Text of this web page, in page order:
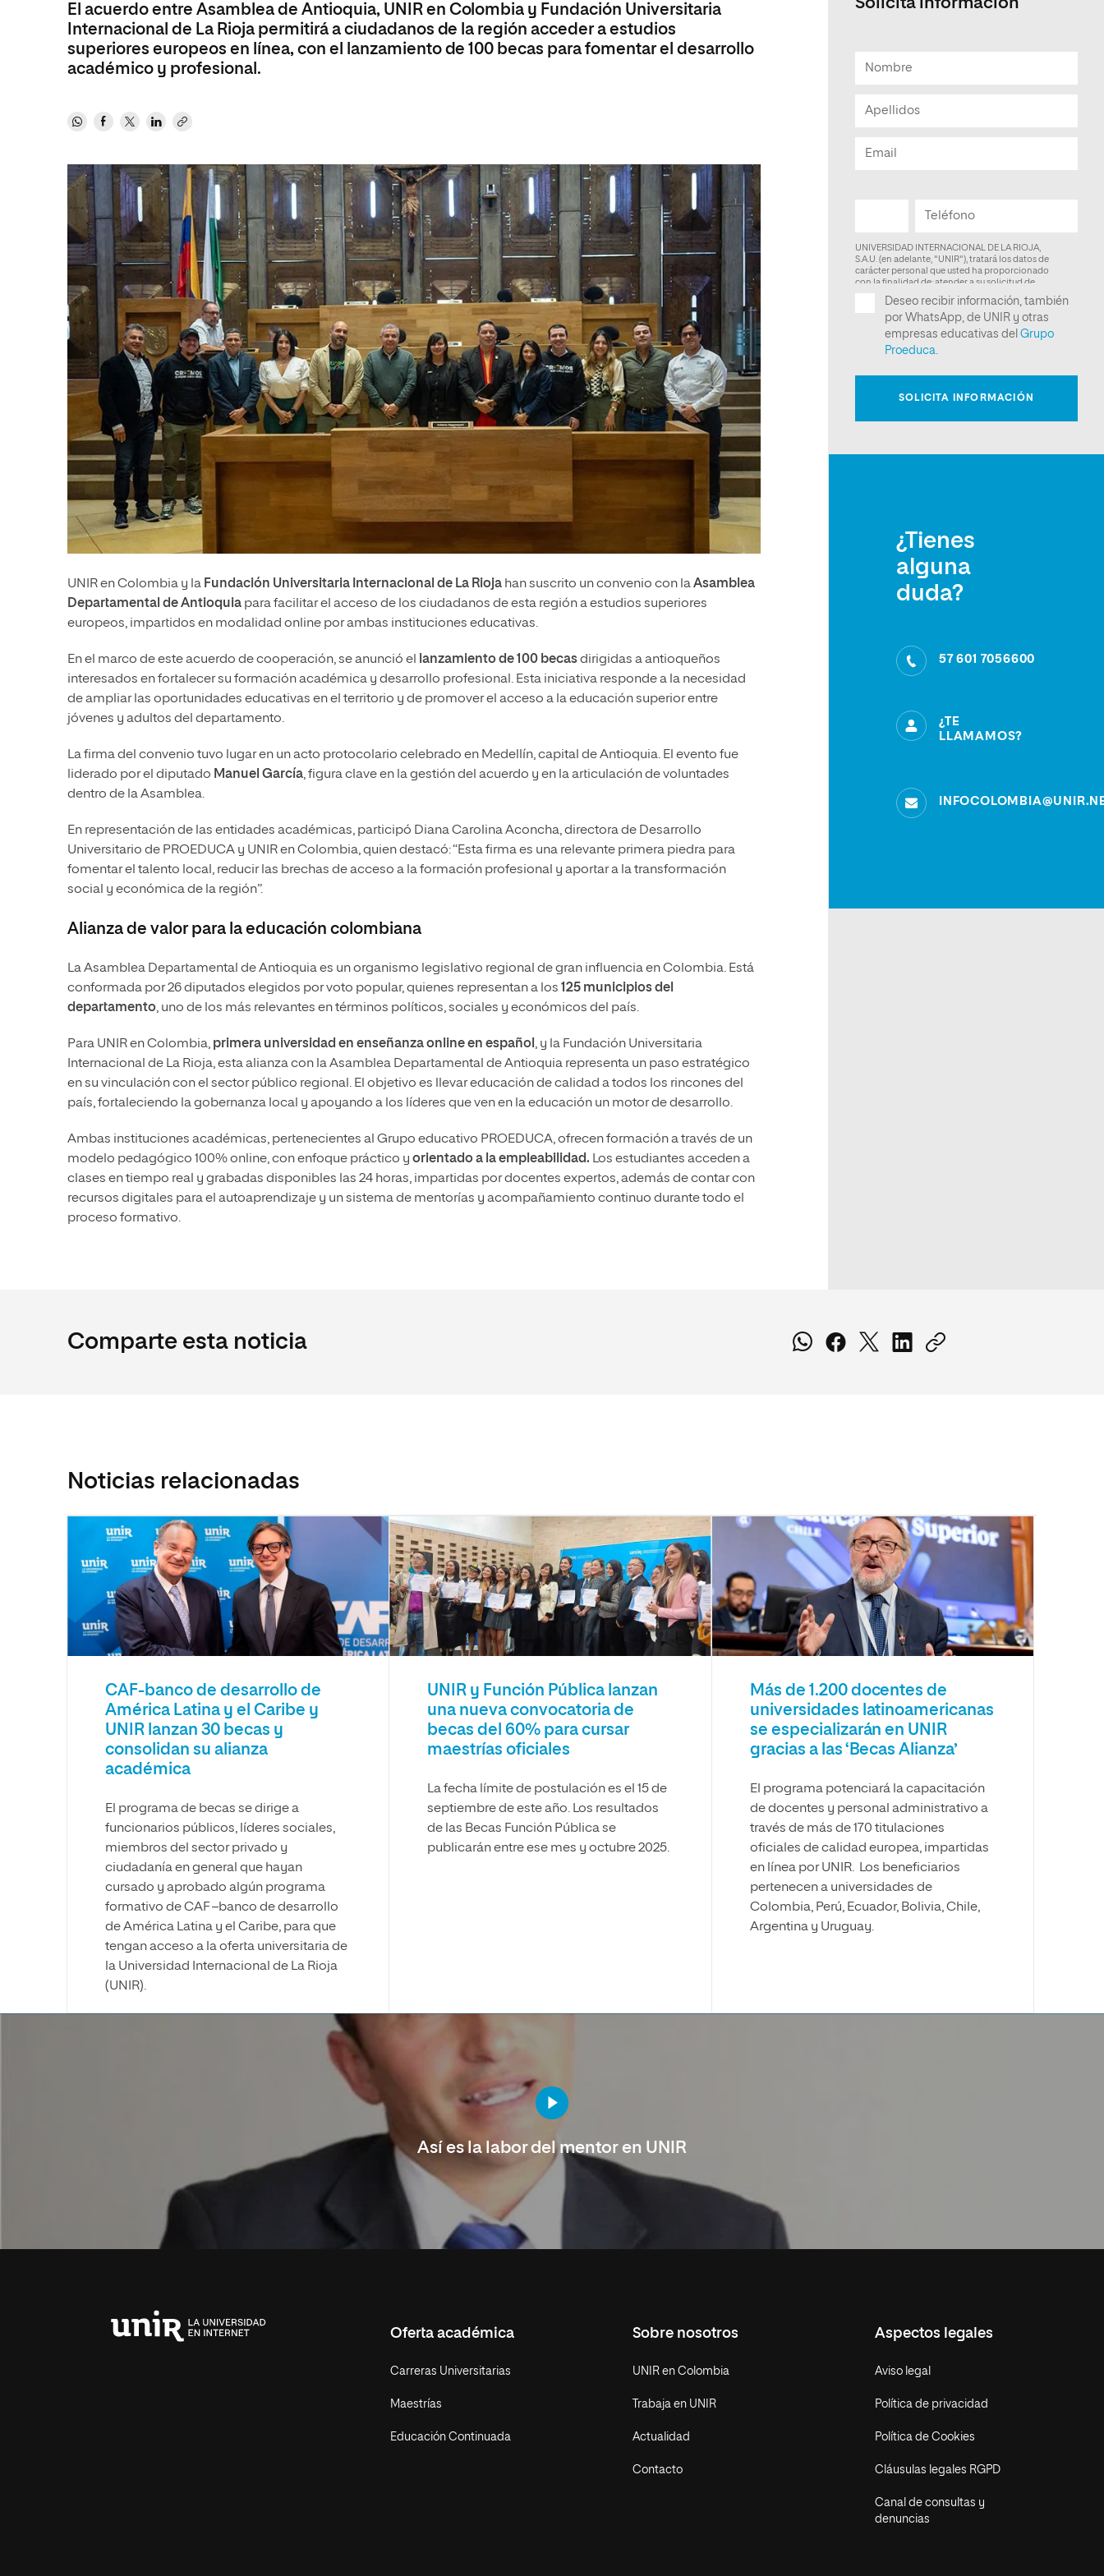
Educación
Administración de la Salud
Ciencias Sociales y del Trabajo
Diseño
Música
MBA
Educación
Administración de la Salud
Marketing y Comunicación
Artes
Música
El acuerdo entre Asamblea de Antioquia, UNIR en Colombia y Fundación Universitaria
Internacional de La Rioja permitirá a ciudadanos de la región acceder a estudios
superiores europeos en línea, con el lanzamiento de 100 becas para fomentar el desarrollo
académico y profesional.
UNIR en Colombia y la Fundación Universitaria Internacional de La Rioja han suscrito un convenio con laAsamblea
Departamental de Antioquia para facilitar el acceso de los ciudadanos de esta región a estudios superiores
europeos, impartidos en modalidad online por ambas instituciones educativas.
En el marco de este acuerdo de cooperación, se anunció el lanzamiento de 100 becasdirigidas a antioqueños
interesados en fortalecer su formación académica y desarrollo profesional. Esta iniciativa responde a la necesidad
de ampliar las oportunidades educativas en el territorio y de promover el acceso a la educación superior entre
jóvenes y adultos del departamento.
La firma del convenio tuvo lugar en un acto protocolario celebrado en Medellín, capital de Antioquia. El evento fue
liderado por el diputado Manuel García, figura clave en la gestión del acuerdo y en la articulación de voluntades
dentro de la Asamblea.
En representación de las entidades académicas, participó Diana Carolina Aconcha, directora de Desarrollo
Universitario de PROEDUCA y UNIR en Colombia, quien destacó: “Esta firma es una relevante primera piedra para
fomentar el talento local, reducir las brechas de acceso a la formación profesional y aportar a la transformación
social y económica de la región”.
Alianza de valor para la educación colombiana
La Asamblea Departamental de Antioquia es un organismo legislativo regional de gran influencia en Colombia. Está
conformada por 26 diputados elegidos por voto popular, quienes representan a los 125 municipios del
departamento, uno de los más relevantes en términos políticos, sociales y económicos del país.
Para UNIR en Colombia, primera universidad en enseñanza online en español, y la Fundación Universitaria
Internacional de La Rioja, esta alianza con la Asamblea Departamental de Antioquia representa un paso estratégico
en su vinculación con el sector público regional. El objetivo es llevar educación de calidad a todos los rincones del
país, fortaleciendo la gobernanza local y apoyando a los líderes que ven en la educación un motor de desarrollo.
Ambas instituciones académicas, pertenecientes al Grupo educativo PROEDUCA, ofrecen formación a través de un
modelo pedagógico 100% online, con enfoque práctico y orientado a la empleabilidad. Los estudiantes acceden a
clases en tiempo real y grabadas disponibles las 24 horas, impartidas por docentes expertos, además de contar con
recursos digitales para el autoaprendizaje y un sistema de mentorías y acompañamiento continuo durante todo el
proceso formativo.
Solicita informacion
¿Tienes
alguna
duda?
57 601 7056600
¿TE
LLAMAMOS?
Comparte esta noticia
Noticias relacionadas
CAF-banco de desarrollo de
América Latina y el Caribe y
UNIR lanzan 30 becas y
consolidan su alianza
académica
El programa de becas se dirige a
funcionarios públicos, líderes sociales,
miembros del sector privado y
ciudadanía en general que hayan
cursado y aprobado algún programa
formativo de CAF –banco de desarrollo
de América Latina y el Caribe, para que
tengan acceso a la oferta universitaria de
la Universidad Internacional de La Rioja
(UNIR).
UNIR y Función Pública lanzan
una nueva convocatoria de
becas del 60% para cursar
maestrías oficiales
La fecha límite de postulación es el 15 de
septiembre de este año. Los resultados
de las Becas Función Pública se
publicarán entre ese mes y octubre 2025.
Más de 1.200 docentes de
universidades latinoamericanas
se especializarán en UNIR
gracias a las ‘Becas Alianza’
El programa potenciará la capacitación
de docentes y personal administrativo a
través de más de 170 titulaciones
oficiales de calidad europea, impartidas
en línea por UNIR. Los beneficiarios
pertenecen a universidades de
Colombia, Perú, Ecuador, Bolivia, Chile,
Argentina y Uruguay.
Así es la labor del mentor en UNIR
Oferta académica
Carreras Universitarias
Maestrías
Educación Continuada
Sobre nosotros
UNIR en Colombia
Trabaja en UNIR
Actualidad
Contacto
Aspectos legales
Aviso legal
Política de privacidad
Política de Cookies
Cláusulas legales RGPD
Canal de consultas y
denuncias